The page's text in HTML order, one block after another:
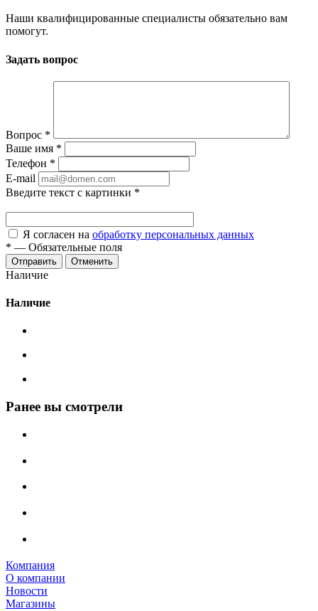
Наши квалифицированные специалисты обязательно вам
помогут.
Задать вопрос
Вопрос *
Ваше имя *
Телефон *
E-mail
Введите текст с картинки *
Я согласен на обработку персональных данных
* — Обязательные поля
Отменить
Наличие
Наличие
Ранее вы смотрели
Компания
О компании
Новости
Магазины